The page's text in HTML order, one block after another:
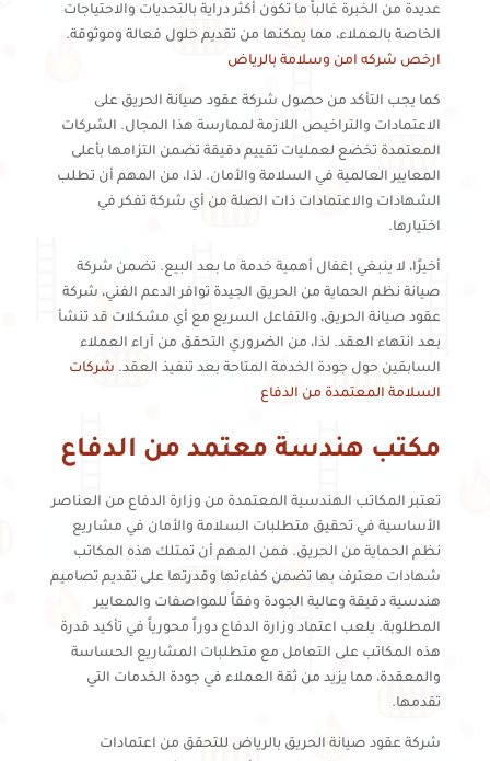
عديدة من الخبرة غالباً ما تكون أكثر دراية بالتحديات والاحتياجات
الخاصة بالعملاء، مما يمكنها من تقديم حلول فعالة وموثوقة.
ارخص شركه امن وسلامة بالرياض
كما يجب التأكد من حصول شركة عقود صيانة الحريق على
الاعتمادات والتراخيص اللازمة لممارسة هذا المجال. الشركات
المعتمدة تخضع لعمليات تقييم دقيقة تضمن التزامها بأعلى
المعايير العالمية في السلامة والأمان. لذا، من المهم أن تطلب
الشهادات والاعتمادات ذات الصلة من أي شركة تفكر في
اختيارها.
أخيرًا، لا ينبغي إغفال أهمية خدمة ما بعد البيع. تضمن شركة
صيانة نظم الحماية من الحريق الجيدة توافر الدعم الفني، شركة
عقود صيانة الحريق، والتفاعل السريع مع أي مشكلات قد تنشأ
بعد انتهاء العقد. لذا، من الضروري التحقق من آراء العملاء
السابقين حول جودة الخدمة المتاحة بعد تنفيذ العقد. شركات
السلامة المعتمدة من الدفاع
مكتب هندسة معتمد من الدفاع
تعتبر المكاتب الهندسية المعتمدة من وزارة الدفاع من العناصر
الأساسية في تحقيق متطلبات السلامة والأمان في مشاريع
نظم الحماية من الحريق. فمن المهم أن تمتلك هذه المكاتب
شهادات معترف بها تضمن كفاءتها وقدرتها على تقديم تصاميم
هندسية دقيقة وعالية الجودة وفقاً للمواصفات والمعايير
المطلوبة. يلعب اعتماد وزارة الدفاع دوراً محورياً في تأكيد قدرة
هذه المكاتب على التعامل مع متطلبات المشاريع الحساسة
والمعقدة، مما يزيد من ثقة العملاء في جودة الخدمات التي
تقدمها.
شركة عقود صيانة الحريق بالرياض للتحقق من اعتمادات